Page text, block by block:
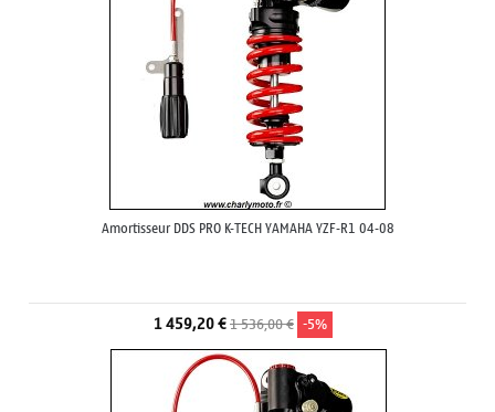
Amortisseur DDS PRO K-TECH YAMAHA YZF-R1 04-08
1 459,20 €1 536,00 € -5%